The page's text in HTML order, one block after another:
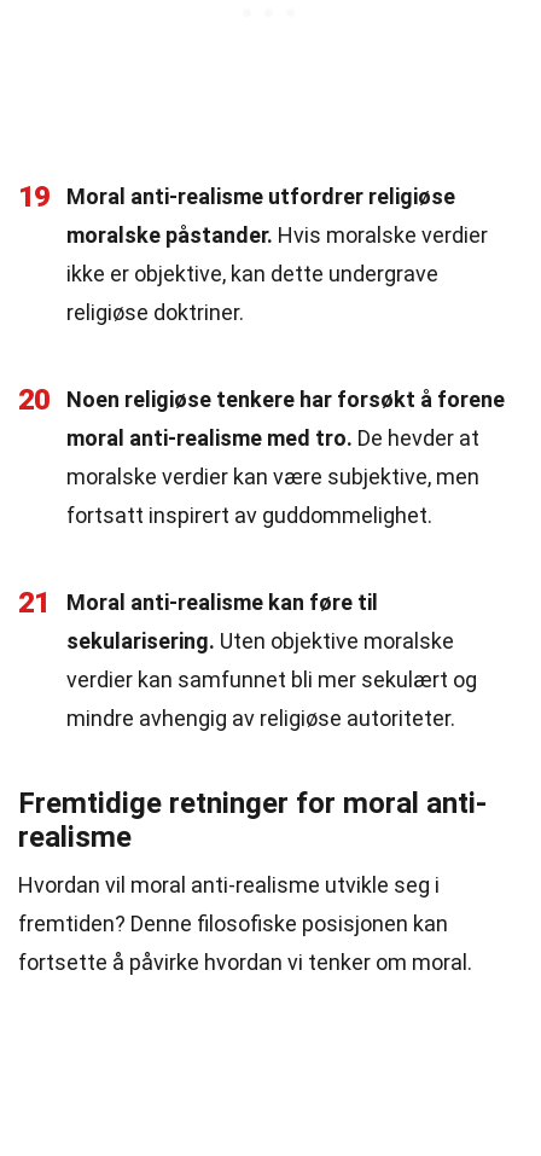
19
Moral anti-realisme utfordrer religiøse
moralske påstander. Hvis moralske verdier
ikke er objektive, kan dette undergrave
religiøse doktriner.
20
Noen religiøse tenkere har forsøkt å forene
moral anti-realisme med tro. De hevder at
moralske verdier kan være subjektive, men
fortsatt inspirert av guddommelighet.
21
Moral anti-realisme kan føre til
sekularisering. Uten objektive moralske
verdier kan samfunnet bli mer sekulært og
mindre avhengig av religiøse autoriteter.
Fremtidige retninger for moral anti-
realisme
Hvordan vil moral anti-realisme utvikle seg i
fremtiden? Denne filosofiske posisjonen kan
fortsette å påvirke hvordan vi tenker om moral.